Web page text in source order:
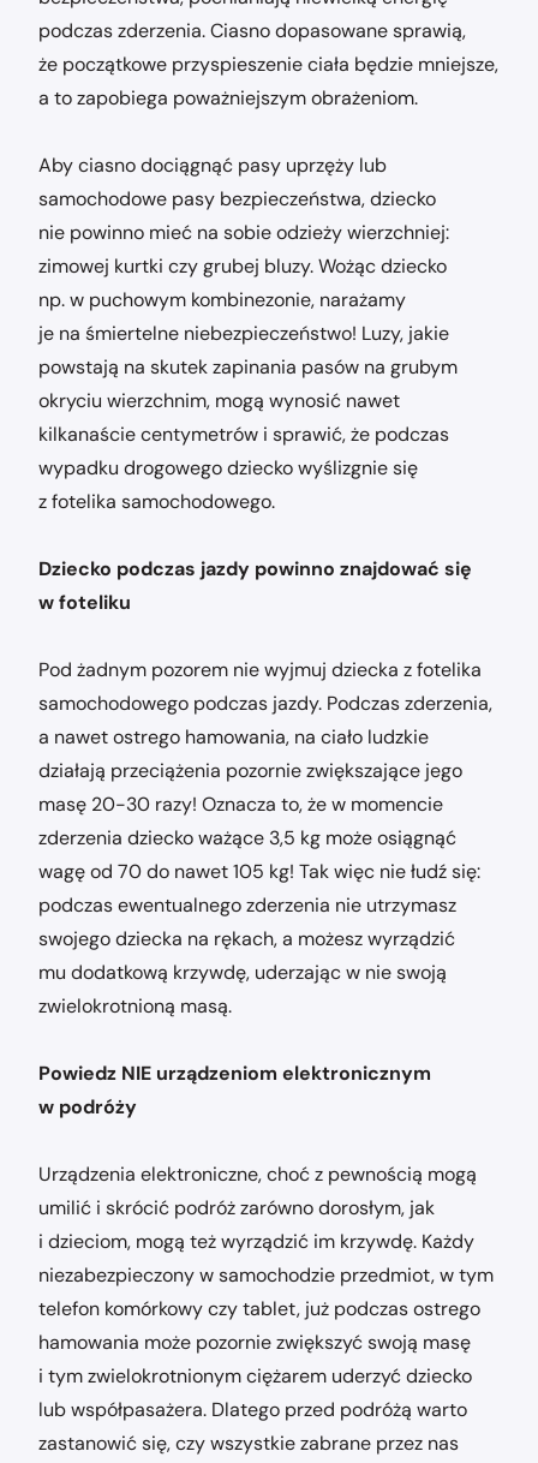
podczas zderzenia. Ciasno dopasowane sprawią,
że początkowe przyspieszenie ciała będzie mniejsze,
a to zapobiega poważniejszym obrażeniom.
Aby ciasno dociągnąć pasy uprzęży lub
samochodowe pasy bezpieczeństwa, dziecko
nie powinno mieć na sobie odzieży wierzchniej:
zimowej kurtki czy grubej bluzy. Wożąc dziecko
np. w puchowym kombinezonie, narażamy
je na śmiertelne niebezpieczeństwo! Luzy, jakie
powstają na skutek zapinania pasów na grubym
okryciu wierzchnim, mogą wynosić nawet
kilkanaście centymetrów i sprawić, że podczas
wypadku drogowego dziecko wyślizgnie się
z fotelika samochodowego.
Dziecko podczas jazdy powinno znajdować się
w foteliku
Pod żadnym pozorem nie wyjmuj dziecka z fotelika
samochodowego podczas jazdy. Podczas zderzenia,
a nawet ostrego hamowania, na ciało ludzkie
działają przeciążenia pozornie zwiększające jego
masę 20-30 razy! Oznacza to, że w momencie
zderzenia dziecko ważące 3,5 kg może osiągnąć
wagę od 70 do nawet 105 kg! Tak więc nie łudź się:
podczas ewentualnego zderzenia nie utrzymasz
swojego dziecka na rękach, a możesz wyrządzić
mu dodatkową krzywdę, uderzając w nie swoją
zwielokrotnioną masą.
Powiedz NIE urządzeniom elektronicznym
w podróży
Urządzenia elektroniczne, choć z pewnością mogą
umilić i skrócić podróż zarówno dorosłym, jak
i dzieciom, mogą też wyrządzić im krzywdę. Każdy
niezabezpieczony w samochodzie przedmiot, w tym
telefon komórkowy czy tablet, już podczas ostrego
hamowania może pozornie zwiększyć swoją masę
i tym zwielokrotnionym ciężarem uderzyć dziecko
lub współpasażera. Dlatego przed podróżą warto
zastanowić się, czy wszystkie zabrane przez nas